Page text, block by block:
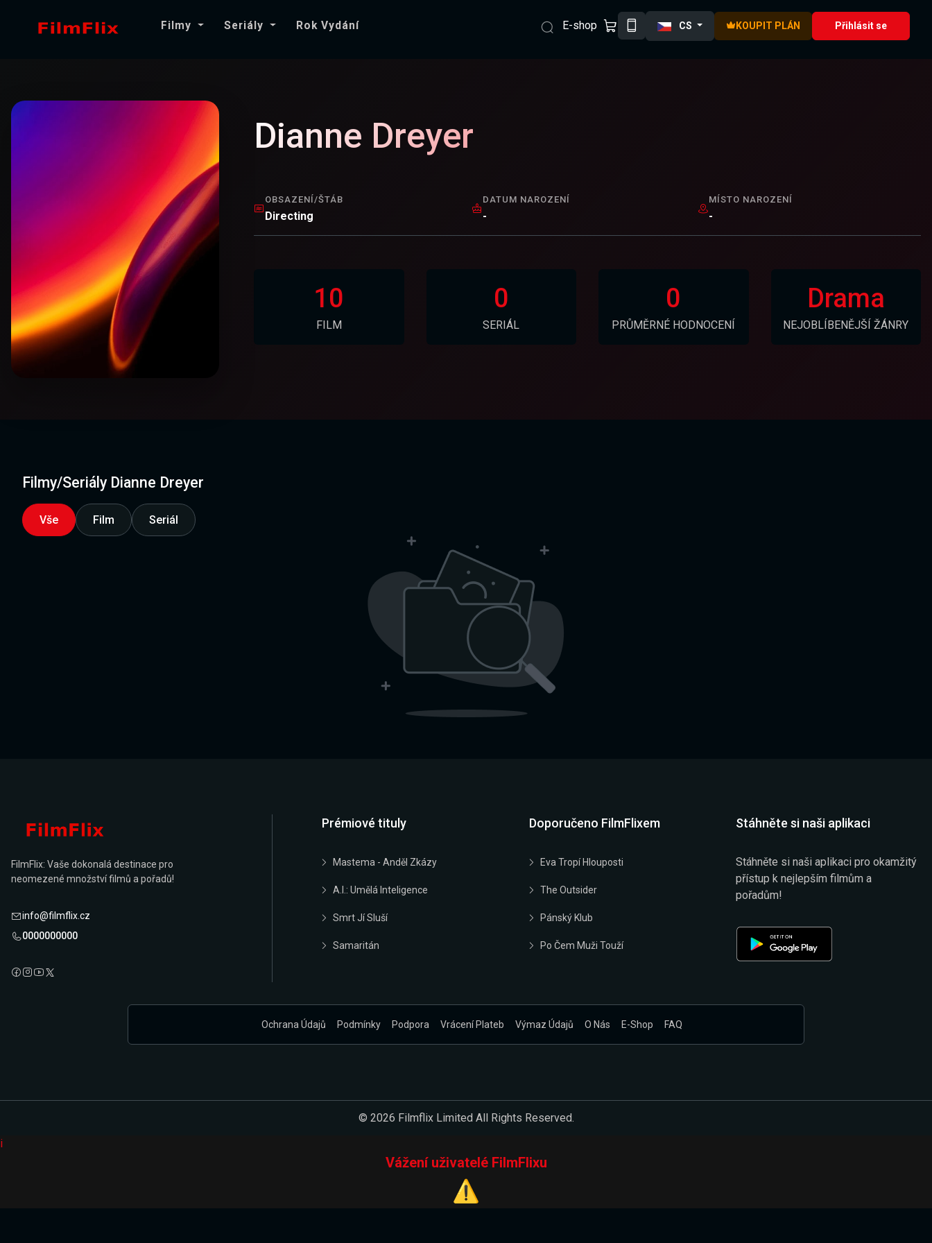
Filmy Seriály Rok Vydání E-shop CS KOUPIT PLÁN Přihlásit se
Dianne Dreyer
OBSAZENÍ/ŠTÁB
Directing
DATUM NAROZENÍ
-
MÍSTO NAROZENÍ
-
10
FILM
0
SERIÁL
0
PRŮMĚRNÉ HODNOCENÍ
Drama
NEJOBLÍBENĚJŠÍ ŽÁNRY
Filmy/Seriály Dianne Dreyer
Vše Film Seriál
FilmFlix: Vaše dokonalá destinace pro
neomezené množství filmů a pořadů!
info@filmflix.cz
0000000000
Prémiové tituly
Mastema - Anděl Zkázy
A.I.: Umělá Inteligence
Smrt Jí Sluší
Samaritán
Doporučeno FilmFlixem
Eva Tropí Hlouposti
The Outsider
Pánský Klub
Po Čem Muži Touží
Stáhněte si naši aplikaci
Stáhněte si naši aplikaci pro okamžitý
přístup k nejlepším filmům a
pořadům!
Ochrana Údajů Podmínky Podpora Vrácení Plateb Výmaz Údajů O Nás E-Shop FAQ
© 2026 Filmflix Limited All Rights Reserved.
i
Vážení uživatelé FilmFlixu
⚠️